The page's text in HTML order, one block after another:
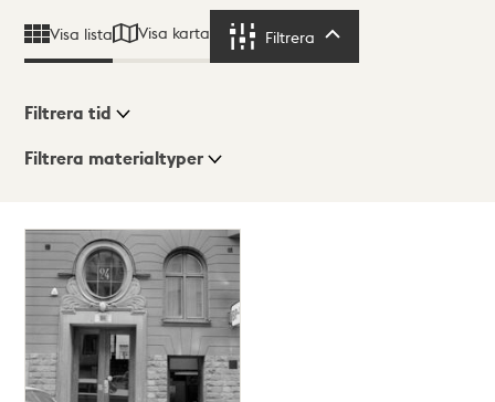
Visa lista Visa karta Filtrera
Visningsläge
ListaKarta
Filtrera tid
Filtrera materialtyper
träffar